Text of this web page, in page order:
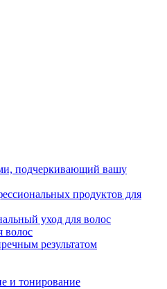
подчеркивающий вашу
продуктов для
уход для волос
волос
результатом
и тонирование